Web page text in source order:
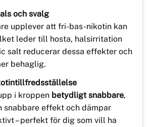
och svalg
upplever att fri-bas-nikotin kan
leder till hosta, halsirritation
salt reducerar dessa effekter och
behaglig.
i kroppen betydligt snabbare,
snabbare effekt och dämpar
– perfekt för dig som vill ha